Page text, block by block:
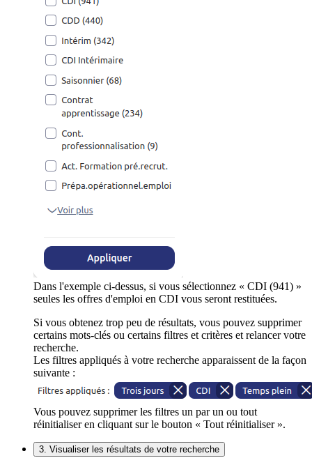
Dans l'exemple ci-dessus, si vous sélectionnez « CDI (941) »
seules les offres d'emploi en CDI vous seront restituées.
Si vous obtenez trop peu de résultats, vous pouvez supprimer
certains mots-clés ou certains filtres et critères et relancer votre
recherche.
Les filtres appliqués à votre recherche apparaissent de la façon
suivante :
Vous pouvez supprimer les filtres un par un ou tout
réinitialiser en cliquant sur le bouton « Tout réinitialiser ».
3. Visualiser les résultats de votre recherche